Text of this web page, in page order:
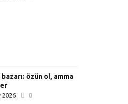
özün ol, amma
2026 0